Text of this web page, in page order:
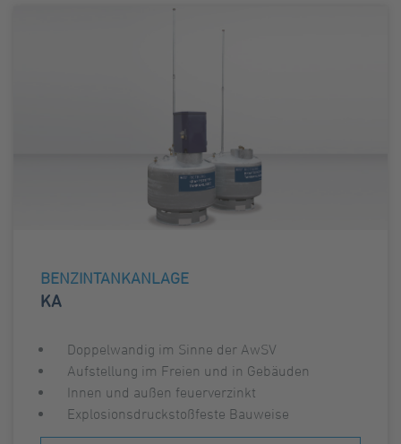
BENZINTANKANLAGE
KA
Doppelwandig im Sinne der AwSV
Aufstellung im Freien und in Gebäuden
Innen und außen feuerverzinkt
Explosionsdruckstoßfeste Bauweise